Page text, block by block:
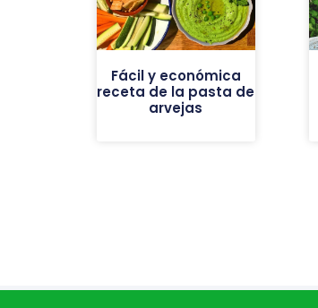
Fácil y económica
receta de la pasta de
arvejas